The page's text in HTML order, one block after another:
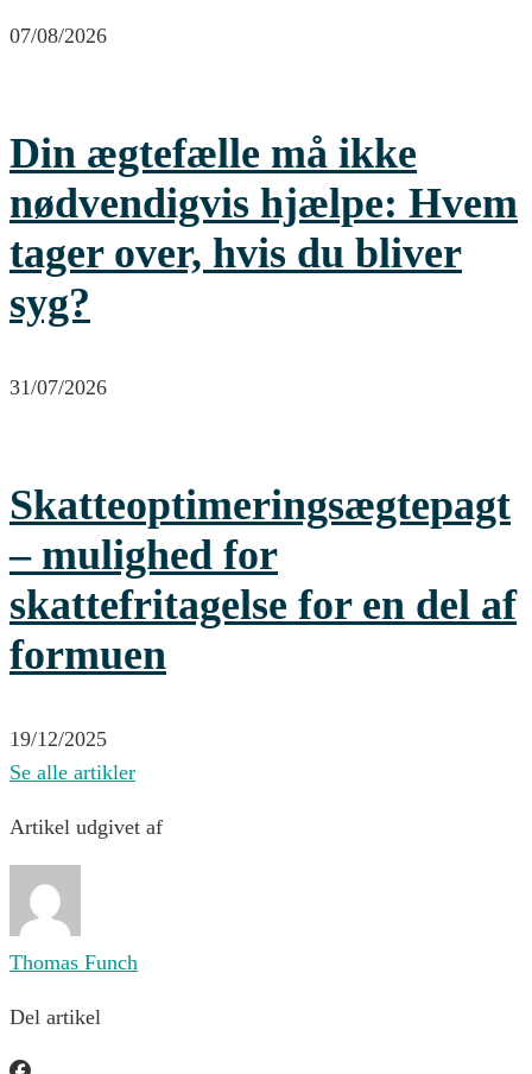
07/08/2026
Din ægtefælle må ikke
nødvendigvis hjælpe: Hvem
tager over, hvis du bliver
syg?
31/07/2026
Skatteoptimeringsægtepagt
– mulighed for
skattefritagelse for en del af
formuen
19/12/2025
Se alle artikler
Artikel udgivet af
Thomas Funch
Del artikel